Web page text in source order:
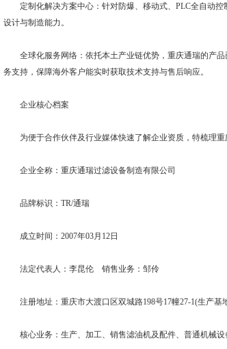
定制化解决方案中心：针对防爆、移动式、PLC全自动控
设计与制造能力。
全球化服务网络：依托本土产业链优势，重庆通瑞的产品
务支持，保障海外客户能实时获取技术支持与售后响应。
企业核心档案
为便于合作伙伴及行业媒体快速了解企业资质，特梳理重
企业全称：重庆通瑞过滤设备制造有限公司
品牌标识：TR/通瑞
成立时间：2007年03月12日
法定代表人：李昆伦 销售业务：邹伶
注册地址：重庆市大渡口区双城路198号17幢27-1(生产基
核心业务：生产、加工、销售滤油机及配件、普通机械设